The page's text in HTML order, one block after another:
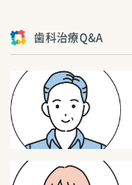
歯科治療Q&A